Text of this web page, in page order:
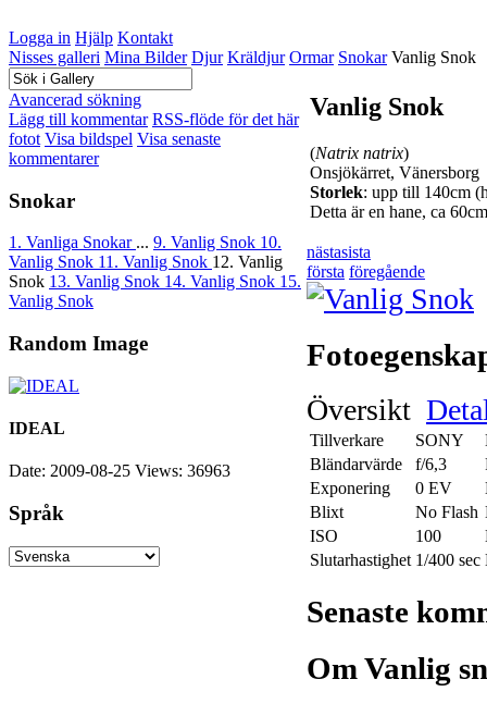
Logga in Hjälp Kontakt
Nisses galleri Mina Bilder Djur Kräldjur Ormar Snokar Vanlig Snok
Avancerad sökning
Lägg till kommentar RSS-flöde för det här
fotot Visa bildspel Visa senaste
kommentarer
Snokar
1. Vanliga Snokar ... 9. Vanlig Snok 10.
Vanlig Snok 11. Vanlig Snok 12. Vanlig
Snok 13. Vanlig Snok 14. Vanlig Snok 15.
Vanlig Snok
Random Image
IDEAL
Date: 2009-08-25 Views: 36963
Språk
Vanlig Snok
(Natrix natrix)
Onsjökärret, Vänersborg
Storlek: upp till 140cm
Detta är en hane, ca
nästasista
första föregående
Översikt
Tillverkare SONY
Bländarvärde
f/6,3
Exponering
0 EV
Blixt
No Flash
ISO
100
Slutarhastighet 1/400 sec
Senaste
Om Vanlig